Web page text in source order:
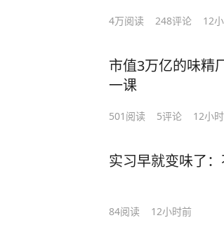
4万阅读 248评论 12
市值3万亿的味精
一课
501 阅读 5评论 12小
实习早就变味了
84阅读 12小时前